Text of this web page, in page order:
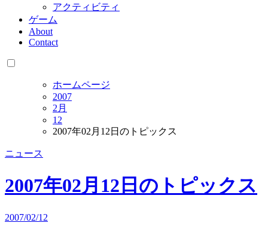
アクティビティ
ゲーム
About
Contact
ホームページ
2007
2月
12
2007年02月12日のトピックス
ニュース
2007年02月12日のトピックス
2007/02/12